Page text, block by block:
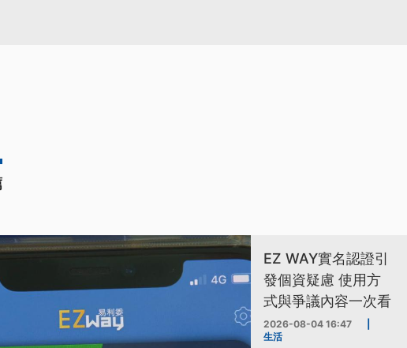
EZ WAY實名認證引
發個資疑慮 使用方
式與爭議內容一次看
2026-08-04 16:47
生活